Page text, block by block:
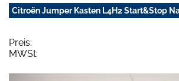
Citroën Jumper Kasten L4H2 Start&Stop
Preis:
MWSt: